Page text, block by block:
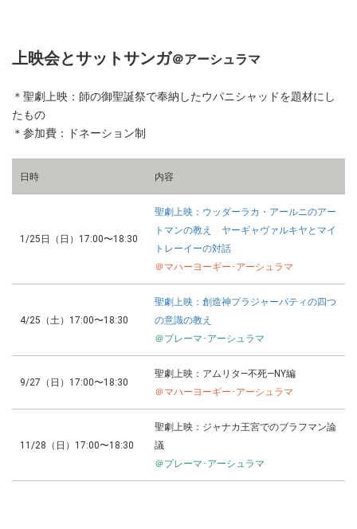
上映会とサットサンガ＠アーシュラマ
＊聖劇上映：師の御聖誕祭で奉納したウパニシャッドを題材にし
たもの
＊参加費：ドネーション制
日時 内容
1/25日（日）17:00〜18:30
聖劇上映： ウッダーラカ・アールニのアー
トマンの教え ヤーギャヴァルキヤとマイ
トレーイーの対話
＠マハーヨーギー･アーシュラマ
4/25（土）17:00〜18:30
聖劇上映： 創造神プラジャーパティの四つ
の意識の教え
＠プレーマ･アーシュラマ
9/27（日）17:00〜18:30
聖劇上映： アムリタ―不死―NY編
＠マハーヨーギー･アーシュラマ
11/28（日）17:00〜18:30
聖劇上映：ジャナカ王宮でのブラフマン論
議
＠プレーマ･アーシュラマ